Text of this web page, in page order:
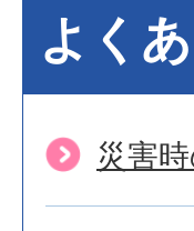
よく
災害